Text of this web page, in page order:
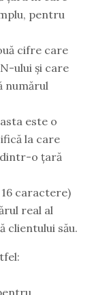
pentru
cifre care
ului și care
numărul
este o
la care
dintr-o țară
16 caractere)
real al
clientului său.